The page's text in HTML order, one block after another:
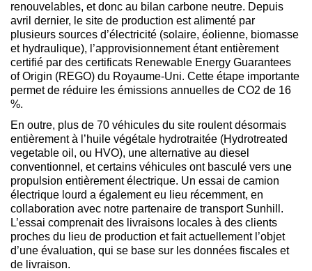
renouvelables, et donc au bilan carbone neutre. Depuis
avril dernier, le site de production est alimenté par
plusieurs sources d’électricité (solaire, éolienne, biomasse
et hydraulique), l’approvisionnement étant entièrement
certifié par des certificats Renewable Energy Guarantees
of Origin (REGO) du Royaume-Uni. Cette étape importante
permet de réduire les émissions annuelles de CO2 de 16
%.
En outre, plus de 70 véhicules du site roulent désormais
entièrement à l’huile végétale hydrotraitée (Hydrotreated
vegetable oil, ou HVO), une alternative au diesel
conventionnel, et certains véhicules ont basculé vers une
propulsion entièrement électrique. Un essai de camion
électrique lourd a également eu lieu récemment, en
collaboration avec notre partenaire de transport Sunhill.
L’essai comprenait des livraisons locales à des clients
proches du lieu de production et fait actuellement l’objet
d’une évaluation, qui se base sur les données fiscales et
de livraison.